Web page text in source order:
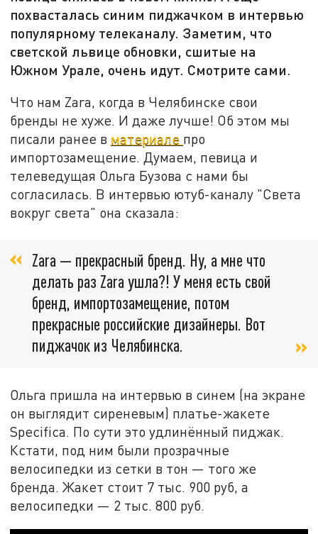
похвасталась синим пиджачком в интервью
популярному телеканалу. Заметим, что
светской львице обновки, сшитые на
Южном Урале, очень идут. Смотрите сами.
Что нам Zara, когда в Челябинске свои
бренды не хуже. И даже лучше! Об этом мы
писали ранее в материале про
импортозамещение. Думаем, певица и
телеведущая Ольга Бузова с нами бы
согласилась. В интервью ютуб-каналу "Света
вокруг света" она сказала:
Zara — прекрасный бренд. Ну, а мне что
делать раз Zara ушла?! У меня есть свой
бренд, импортозамещение, потом
прекрасные российские дизайнеры. Вот
пиджачок из Челябинска.
Ольга пришла на интервью в синем (на экране
он выглядит сиреневым) платье-жакете
Specifica. По сути это удлинённый пиджак.
Кстати, под ним были прозрачные
велосипедки из сетки в тон — того же
бренда. Жакет стоит 7 тыс. 900 руб, а
велосипедки — 2 тыс. 800 руб.